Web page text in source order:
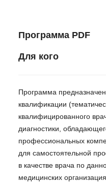
Программа PDF
Для кого
Программа
квалификации
квалифицированного
диагностики,
профессиональных
для самостоятельной
в качестве врача по
медицинских